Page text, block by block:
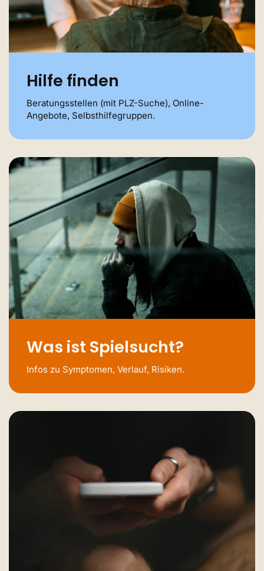
Hilfe finden
Beratungsstellen (mit PLZ-Suche), Online-
Angebote, Selbsthilfegruppen.
Was ist Spielsucht?
Infos zu Symptomen, Verlauf, Risiken.